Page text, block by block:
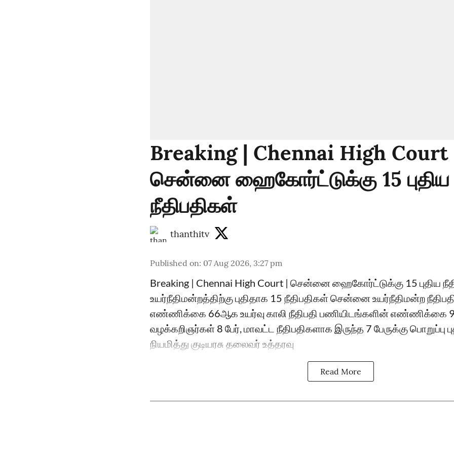
Breaking | Chennai High Court
சென்னை ஹைகோர்ட்டுக்கு 15 புதிய
நீதிபதிகள்
thanthitv
Published on: 07 Aug 2026, 3:27 pm
Breaking | Chennai High Court | சென்னை ஹைகோர்ட்டுக்கு 15 புதிய
உயர்நீதிமன்றத்திற்கு புதிதாக 15 நீதிபதிகள் சென்னை உயர்நீதிமன்ற
எண்ணிக்கை 66ஆக உயர்வு காலி நீதிபதி பணியிடங்களின் எண்ணிக்கை
வழக்கறிஞர்கள் 8 பேர், மாவட்ட நீதிபதிகளாக இருந்த 7 பேருக்கு பொறுப்பு
நியமித்து குடியரசு தலைவர் உத்தரவு
Read More